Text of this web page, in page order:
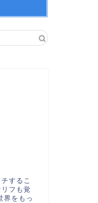
するこ
フも覚
界をもっ